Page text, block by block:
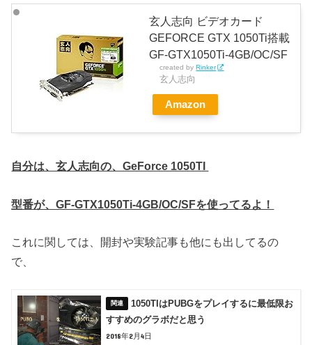
玄人志向 ビデオカード
GEFORCE GTX 1050Ti搭載
GF-GTX1050Ti-4GB/OC/SF
created by Rinker
玄人志向
Amazon
自分は、玄人志向の、GeForce 1050TI
型番が、GF-GTX1050Ti-4GB/OC/SFを使ってるよ！
これに関しては、開封や実験記事も他にも出してるの
で、
1050TIはPUBGをプレイするに最低限お
すすめのグラボだと思う
2018年2月4日